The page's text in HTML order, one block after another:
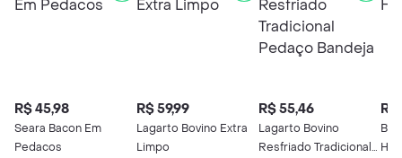
R$ 45,98
Seara Bacon Em
Pedacos
R$ 59,99
Lagarto Bovino Extra
Limpo
R$ 55,46
Lagarto Bovino
Resfriado Tradicional
R$